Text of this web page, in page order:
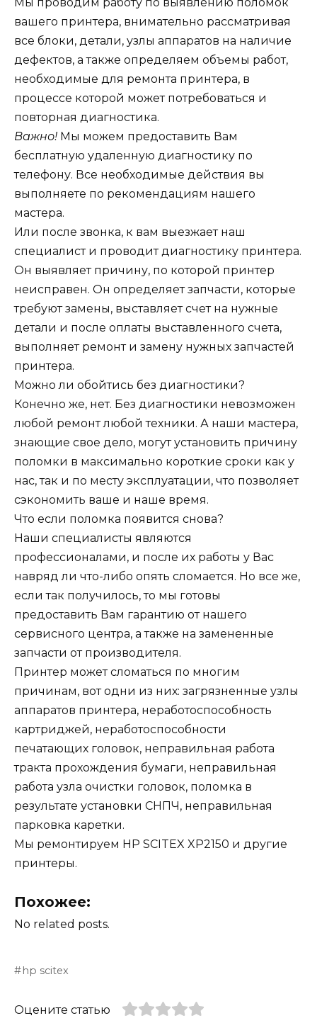
Мы проводим работу по выявлению поломок
вашего принтера, внимательно рассматривая
все блоки, детали, узлы аппаратов на наличие
дефектов, а также определяем объемы работ,
необходимые для ремонта принтера, в
процессе которой может потребоваться и
повторная диагностика.
Важно! Мы можем предоставить Вам
бесплатную удаленную диагностику по
телефону. Все необходимые действия вы
выполняете по рекомендациям нашего
мастера.
Или после звонка, к вам выезжает наш
специалист и проводит диагностику принтера.
Он выявляет причину, по которой принтер
неисправен. Он определяет запчасти, которые
требуют замены, выставляет счет на нужные
детали и после оплаты выставленного счета,
выполняет ремонт и замену нужных запчастей
принтера.
Можно ли обойтись без диагностики?
Конечно же, нет. Без диагностики невозможен
любой ремонт любой техники. А наши мастера,
знающие свое дело, могут установить причину
поломки в максимально короткие сроки как у
нас, так и по месту эксплуатации, что позволяет
сэкономить ваше и наше время.
Что если поломка появится снова?
Наши специалисты являются
профессионалами, и после их работы у Вас
навряд ли что-либо опять сломается. Но все же,
если так получилось, то мы готовы
предоставить Вам гарантию от нашего
сервисного центра, а также на замененные
запчасти от производителя.
Принтер может сломаться по многим
причинам, вот одни из них: загрязненные узлы
аппаратов принтера, неработоспособность
картриджей, неработоспособности
печатающих головок, неправильная работа
тракта прохождения бумаги, неправильная
работа узла очистки головок, поломка в
результате установки СНПЧ, неправильная
парковка каретки.
Мы ремонтируем HP SCITEX XP2150 и другие
принтеры.
Похожее:
No related posts.
hp scitex
Оцените статью